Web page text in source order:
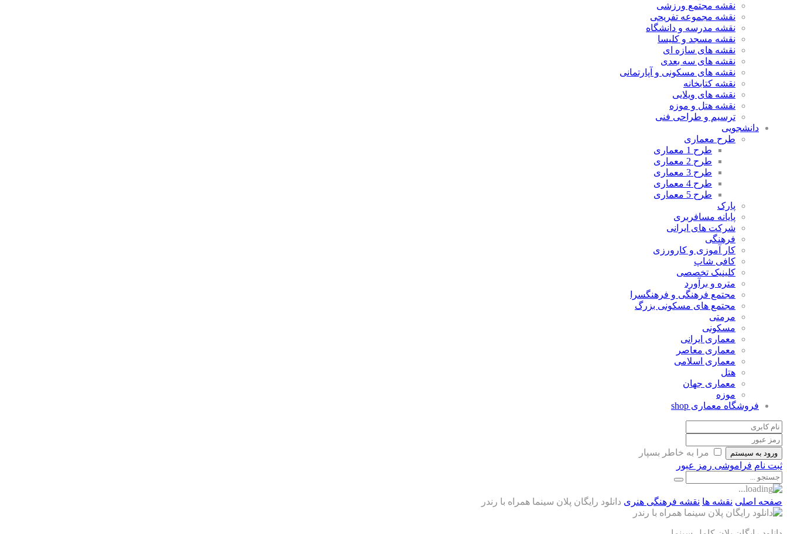
نقشه مجتمع ورزشی
نقشه مجموعه تفریحی
نقشه مدرسه و دانشگاه
نقشه مسجد و کلیسا
نقشه های سازه ای
نقشه های سه بعدی
نقشه های مسکونی و آپارتمانی
نقشه کتابخانه
نقشه های ویلایی
نقشه هتل و موزه
ترسیم و طراحی فنی
دانشجویی
طرح معماری
طرح 1 معماری
طرح 2 معماری
طرح 3 معماری
طرح 4 معماری
طرح 5 معماری
پارک
پایانه مسافربری
شرکت های ایرانی
فرهنگی
کار آموزی و کارورزی
کافی شاپ
کلینیک تخصصی
متره و برآورد
مجتمع فرهنگی و فرهنگسرا
مجتمع های مسکونی بزرگ
مرمتی
مسکونی
معماری ایرانی
معماری معاصر
معماری اسلامی
هتل
معماری جهان
موزه
فروشگاه معماری shop
ورود به سیستم
مرا به خاطر بسپار
ثبت نام فراموشی رمز عبور
صفحه اصلی نقشه ها نقشه فرهنگی هنری دانلود رایگان پلان سینما همراه با رندر